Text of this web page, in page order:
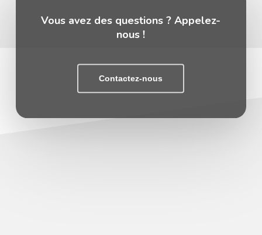
Vous avez des questions ? Appelez-
nous !
Contactez-nous